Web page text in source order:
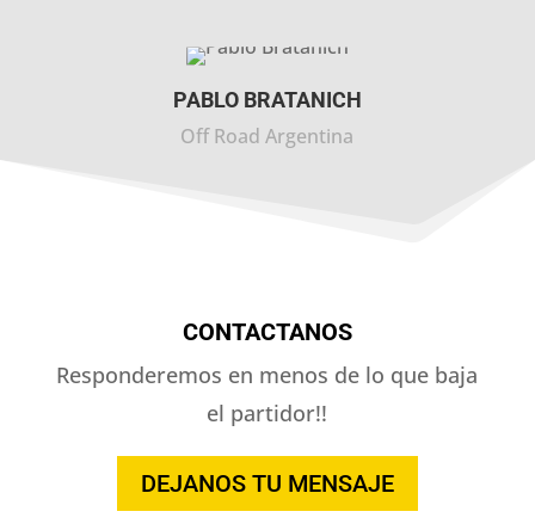
PABLO BRATANICH
Off Road Argentina
CONTACTANOS
Responderemos en menos de lo que baja
el partidor!!
DEJANOS TU MENSAJE